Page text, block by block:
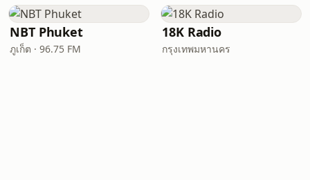
NBT Phuket
ภูเก็ต · 96.75 FM
18K Radio
กรุงเทพมหานคร